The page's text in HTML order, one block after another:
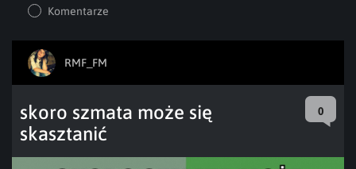
Komentarze
RMF_FM
skoro szmata może się
skasztanić
0